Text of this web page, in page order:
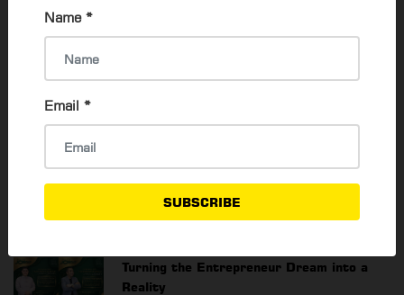
Name *
Email *
SUBSCRIBE
YOU MAY ALSO LIKE
Turning the Entrepreneur Dream into a
Reality